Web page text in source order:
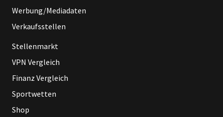
Werbung/Mediadaten
Verkaufsstellen
Stellenmarkt
VPN Vergleich
Finanz Vergleich
Sportwetten
Shop